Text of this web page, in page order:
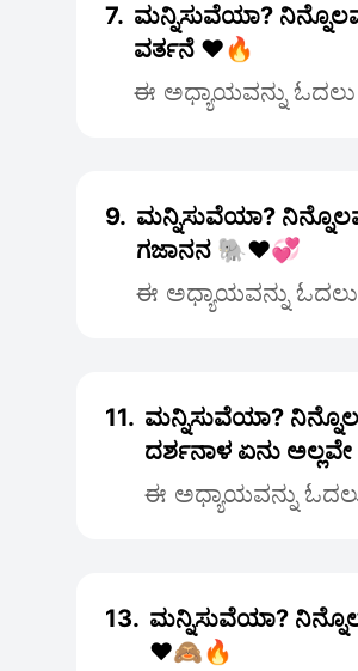
7. ಮನ್ನಿಸುವೆಯಾ?
ವರ್ತನೆ ♥️🔥
ಈ ಅಧ್ಯಾಯವನ್ನು
9. ಮನ್ನಿಸುವೆಯಾ?
ಗಜಾನನ 🐘❤️💞
ಈ ಅಧ್ಯಾಯವನ್ನು
11. ಮನ್ನಿಸುವೆಯಾ?
ದರ್ಶನಾಳ ಏನು
ಈ ಅಧ್ಯಾಯವನ್ನು
13. ಮನ್ನಿಸುವೆಯಾ?
❤️🙈🔥